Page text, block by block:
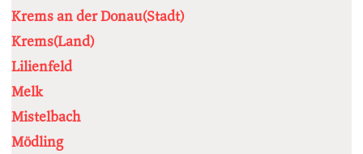
Krems an der Donau(Stadt)
Krems(Land)
Lilienfeld
Melk
Mistelbach
Mödling